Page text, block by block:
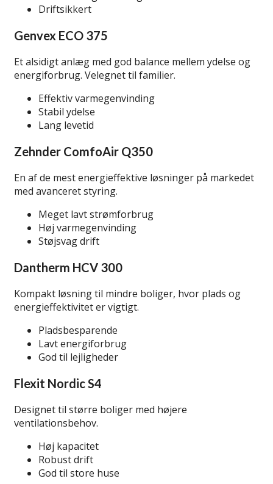
Driftsikkert
Genvex ECO 375
Et alsidigt anlæg med god balance mellem ydelse og
energiforbrug. Velegnet til familier.
Effektiv varmegenvinding
Stabil ydelse
Lang levetid
Zehnder ComfoAir Q350
En af de mest energieffektive løsninger på markedet
med avanceret styring.
Meget lavt strømforbrug
Høj varmegenvinding
Støjsvag drift
Dantherm HCV 300
Kompakt løsning til mindre boliger, hvor plads og
energieffektivitet er vigtigt.
Pladsbesparende
Lavt energiforbrug
God til lejligheder
Flexit Nordic S4
Designet til større boliger med højere
ventilationsbehov.
Høj kapacitet
Robust drift
God til store huse